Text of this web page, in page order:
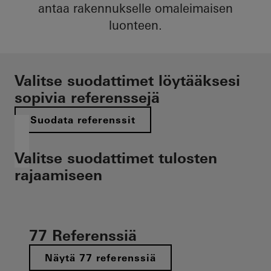
antaa rakennukselle omaleimaisen
luonteen.
Valitse suodattimet löytääksesi
sopivia referenssejä
Suodata referenssit
Valitse suodattimet tulosten
rajaamiseen
77 Referenssiä
Näytä 77 referenssiä